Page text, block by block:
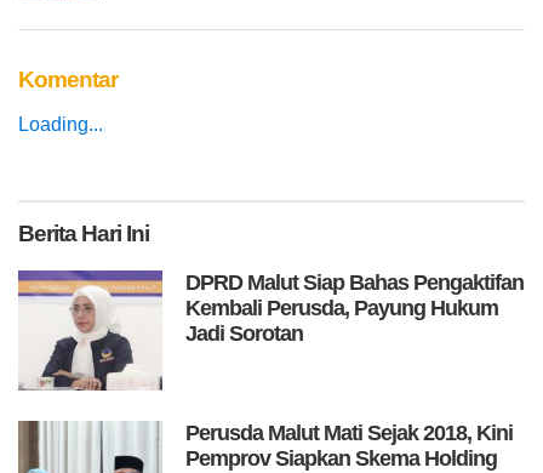
Komentar
Loading...
BeritaHari Ini
DPRD Malut Siap Bahas Pengaktifan
Kembali Perusda, Payung Hukum
Jadi Sorotan
Perusda Malut Mati Sejak 2018, Kini
Pemprov Siapkan Skema Holding